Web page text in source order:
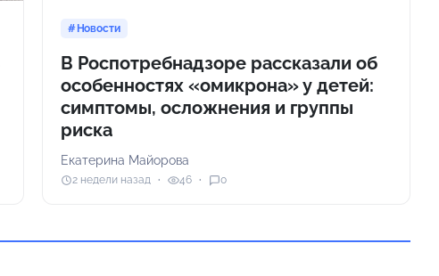
Новости
В Роспотребнадзоре рассказали об
особенностях «омикрона» у детей:
симптомы, осложнения и группы
риска
Екатерина Майорова
2 недели назад 46 0